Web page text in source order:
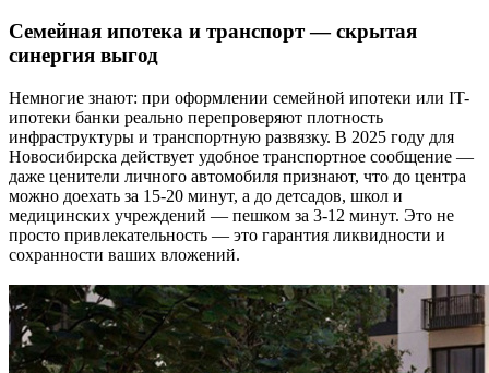
Семейная ипотека и транспорт — скрытая
синергия выгод
Немногие знают: при оформлении семейной ипотеки или IT-
ипотеки банки реально перепроверяют плотность
инфраструктуры и транспортную развязку. В 2025 году для
Новосибирска действует удобное транспортное сообщение —
даже ценители личного автомобиля признают, что до центра
можно доехать за 15-20 минут, а до детсадов, школ и
медицинских учреждений — пешком за 3-12 минут. Это не
просто привлекательность — это гарантия ликвидности и
сохранности ваших вложений.